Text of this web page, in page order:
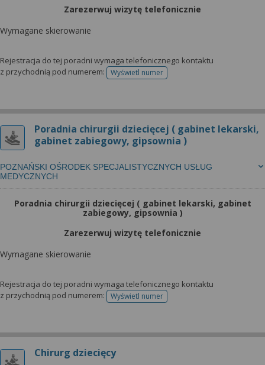
Zarezerwuj wizytę telefonicznie
Wymagane skierowanie
Rejestracja do tej poradni wymaga telefonicznego kontaktu
z przychodnią pod numerem:
Wyświetl numertelefonu do rejestracji
Poradnia chirurgii dziecięcej ( gabinet lekarski,
gabinet zabiegowy, gipsownia )
POZNAŃSKI OŚRODEK SPECJALISTYCZNYCH USŁUG
MEDYCZNYCH
Poradnia chirurgii dziecięcej ( gabinet lekarski, gabinet
zabiegowy, gipsownia )
Zarezerwuj wizytę telefonicznie
Wymagane skierowanie
Rejestracja do tej poradni wymaga telefonicznego kontaktu
z przychodnią pod numerem:
Wyświetl numertelefonu do rejestracji
Chirurg dziecięcy